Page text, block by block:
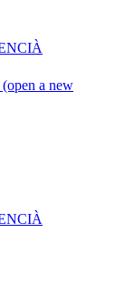
a new